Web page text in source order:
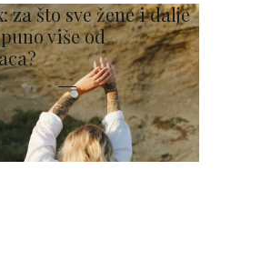
za što sve žene i dalje
više od